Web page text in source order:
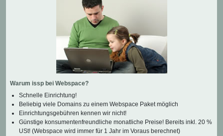
Warum issp bei Webspace?
Schnelle Einrichtung!
Beliebig viele Domains zu einem Webspace Paket möglich
Einrichtungsgebühren kennen wir nicht!
Günstige konsumentenfreundliche monatliche Preise! Bereits inkl. 20 %
USt! (Webspace wird immer für 1 Jahr im Voraus berechnet)